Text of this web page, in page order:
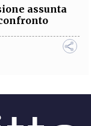
assunta